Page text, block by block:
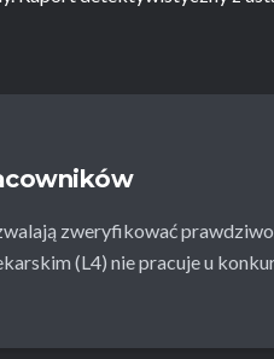
zweryfikować
(L4) nie pracuje u